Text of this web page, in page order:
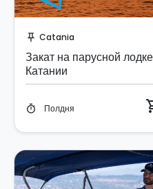
push_pin Catania
Закат на парусной
Катании
timer Полдня